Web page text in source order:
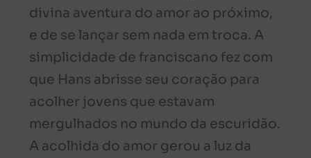
divina aventura do amor ao próximo,
e de se lançar sem nada em troca. A
simplicidade de franciscano fez com
que Hans abrisse seu coração para
acolher jovens que estavam
mergulhados no mundo da escuridão.
A acolhida do amor gerou a luz da